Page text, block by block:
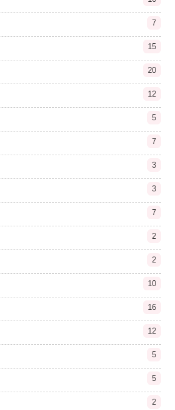
7
15
20
12
5
7
3
3
7
2
2
10
16
12
5
5
2